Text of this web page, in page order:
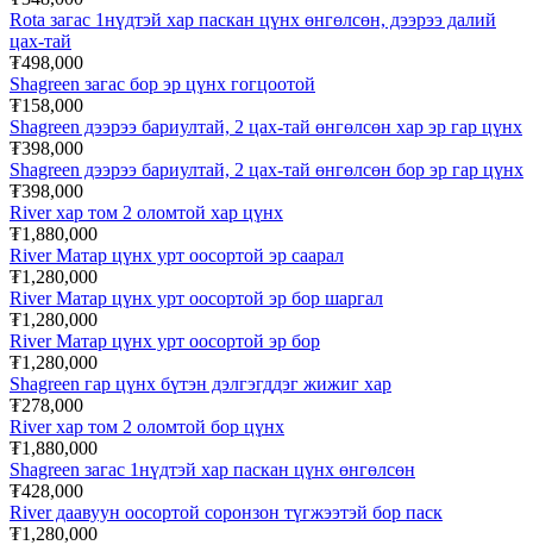
Rota загас 1нүдтэй хар паскан цүнх өнгөлсөн, дээрээ далий
цах-тай
₮498,000
Shagreen загас бор эр цүнх гогцоотой
₮158,000
Shagreen дээрээ бариултай, 2 цах-тай өнгөлсөн хар эр гар цүнх
₮398,000
Shagreen дээрээ бариултай, 2 цах-тай өнгөлсөн бор эр гар цүнх
₮398,000
River хар том 2 оломтой хар цүнх
₮1,880,000
River Матар цүнх урт оосортой эр саарал
₮1,280,000
River Матар цүнх урт оосортой эр бор шаргал
₮1,280,000
River Матар цүнх урт оосортой эр бор
₮1,280,000
Shagreen гар цүнх бүтэн дэлгэгддэг жижиг хар
₮278,000
River хар том 2 оломтой бор цүнх
₮1,880,000
Shagreen загас 1нүдтэй хар паскан цүнх өнгөлсөн
₮428,000
River даавуун оосортой соронзон түгжээтэй бор паск
₮1,280,000